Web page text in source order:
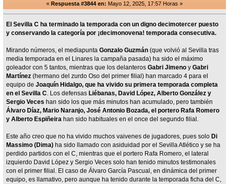
« Respuesta #3844 en: Mayo 12, 2025, 17:57 Horas »
El Sevilla C ha terminado la temporada con un digno decimotercer puesto
y conservando la categoría por ¡decimonovena! temporada consecutiva.
Mirando números, el mediapuntaGonzalo Guzmán (que volvió al Sevilla tras
media temporada en el Linares la campaña pasada) ha sido el máximo
goleador con 5 tantos, mientras que los delanterosGabri Jimeno yGabri
Martínez (hermano del zurdo Oso del primer filial) han marcado 4 para el
equipo de Joaquín Hidalgo, que ha vivido su primera temporada completa
en el Sevilla C. Los defensas Liébanas, David López, Alberto González y
Sergio Veces han sido los que más minutos han acumulado, pero también
Álvaro Díaz, Mario Naranjo, José Antonio Bozada, el portero Rafa Romero
y Alberto Espiñeira han sido habituales en el once del segundo filial.
Este año creo que no ha vivido muchos vaivenes de jugadores, pues solo Di
Massimo (Dima) ha sido llamado con asiduidad por el Sevilla Atlético y se ha
perdido partidos con el C, mientras que el portero Rafa Romero, el lateral
izquierdo David López y Sergio Veces solo han tenido minutos testimonales
con el primer filial. El caso de Álvaro García Pascual, en dinámica del primer
equipo, es llamativo, pero aunque ha tenido durante la temporada ficha del C,